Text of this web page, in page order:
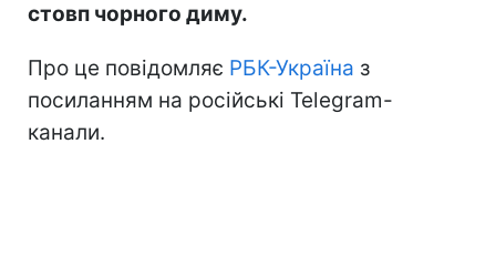
стовп чорного диму.
Про це повідомляє РБК-Україна з
посиланням на російські Telegram-
канали.